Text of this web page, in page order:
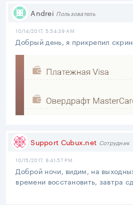
Andrei Пользователь
10/14/2017, 5:54:39 AM
Добрый день, я прикрепил
Support Cubux.net Сотрудник
10/15/2017, 8:41:57 PM
Доброй ночи, видим, на
времени восстановить, завтра